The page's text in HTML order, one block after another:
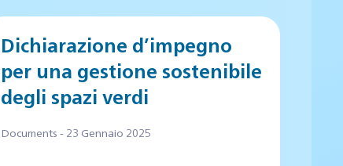
Dichiarazione d’impegno
per una gestione sostenibile
degli spazi verdi
Documents - 23 Gennaio 2025